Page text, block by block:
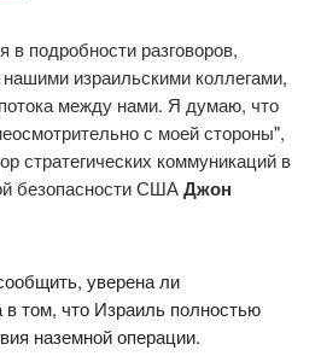
в подробности разговоров,
израильскими коллегами,
между нами. Я думаю, что
с моей стороны",
стратегических коммуникаций в
безопасности СШАДжон
уверена ли
том, что Израиль полностью
наземной операции.